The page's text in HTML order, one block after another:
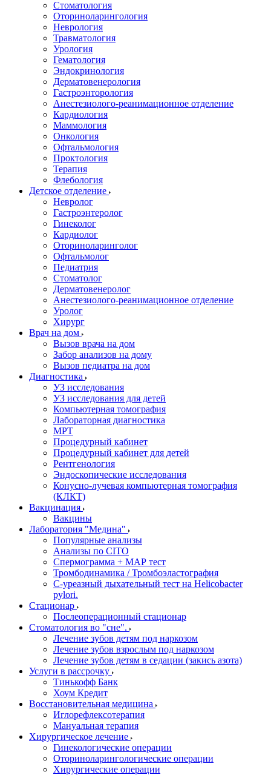
Стоматология
Оториноларингология
Неврология
Травматология
Урология
Гематология
Эндокринология
Дерматовенерология
Гастроэнторология
Анестезиолого-реанимационное отделение
Кардиология
Маммология
Онкология
Офтальмология
Проктология
Терапия
Флебология
Детское отделение
Невролог
Гастроэнтеролог
Гинеколог
Кардиолог
Оториноларинголог
Офтальмолог
Педиатрия
Стоматолог
Дерматовенеролог
Анестезиолого-реанимационное отделение
Уролог
Хирург
Врач на дом
Вызов врача на дом
Забор анализов на дому
Вызов педиатра на дом
Диагностика
УЗ исследования
УЗ исследования для детей
Компьютерная томография
Лабораторная диагностика
МРТ
Процедурный кабинет
Процедурный кабинет для детей
Рентгенология
Эндоскопические исследования
Конусно-лучевая компьютерная томография
(КЛКТ)
Вакцинация
Вакцины
Лаборатория "Медина"
Популярные анализы
Анализы по CITO
Спермограмма + МАР тест
Тромбодинамика / Тромбоэластография
С-уреазный дыхательный тест на Helicobacter
pylori.
Стационар
Послеоперационный стационар
Стоматология во "сне".
Лечение зубов детям под наркозом
Лечение зубов взрослым под наркозом
Лечение зубов детям в седации (закись азота)
Услуги в рассрочку
Тинькофф Банк
Хоум Кредит
Восстановительная медицина
Иглорефлексотерапия
Мануальная терапия
Хирургическое лечение
Гинекологические операции
Оториноларингологические операции
Хирургические операции